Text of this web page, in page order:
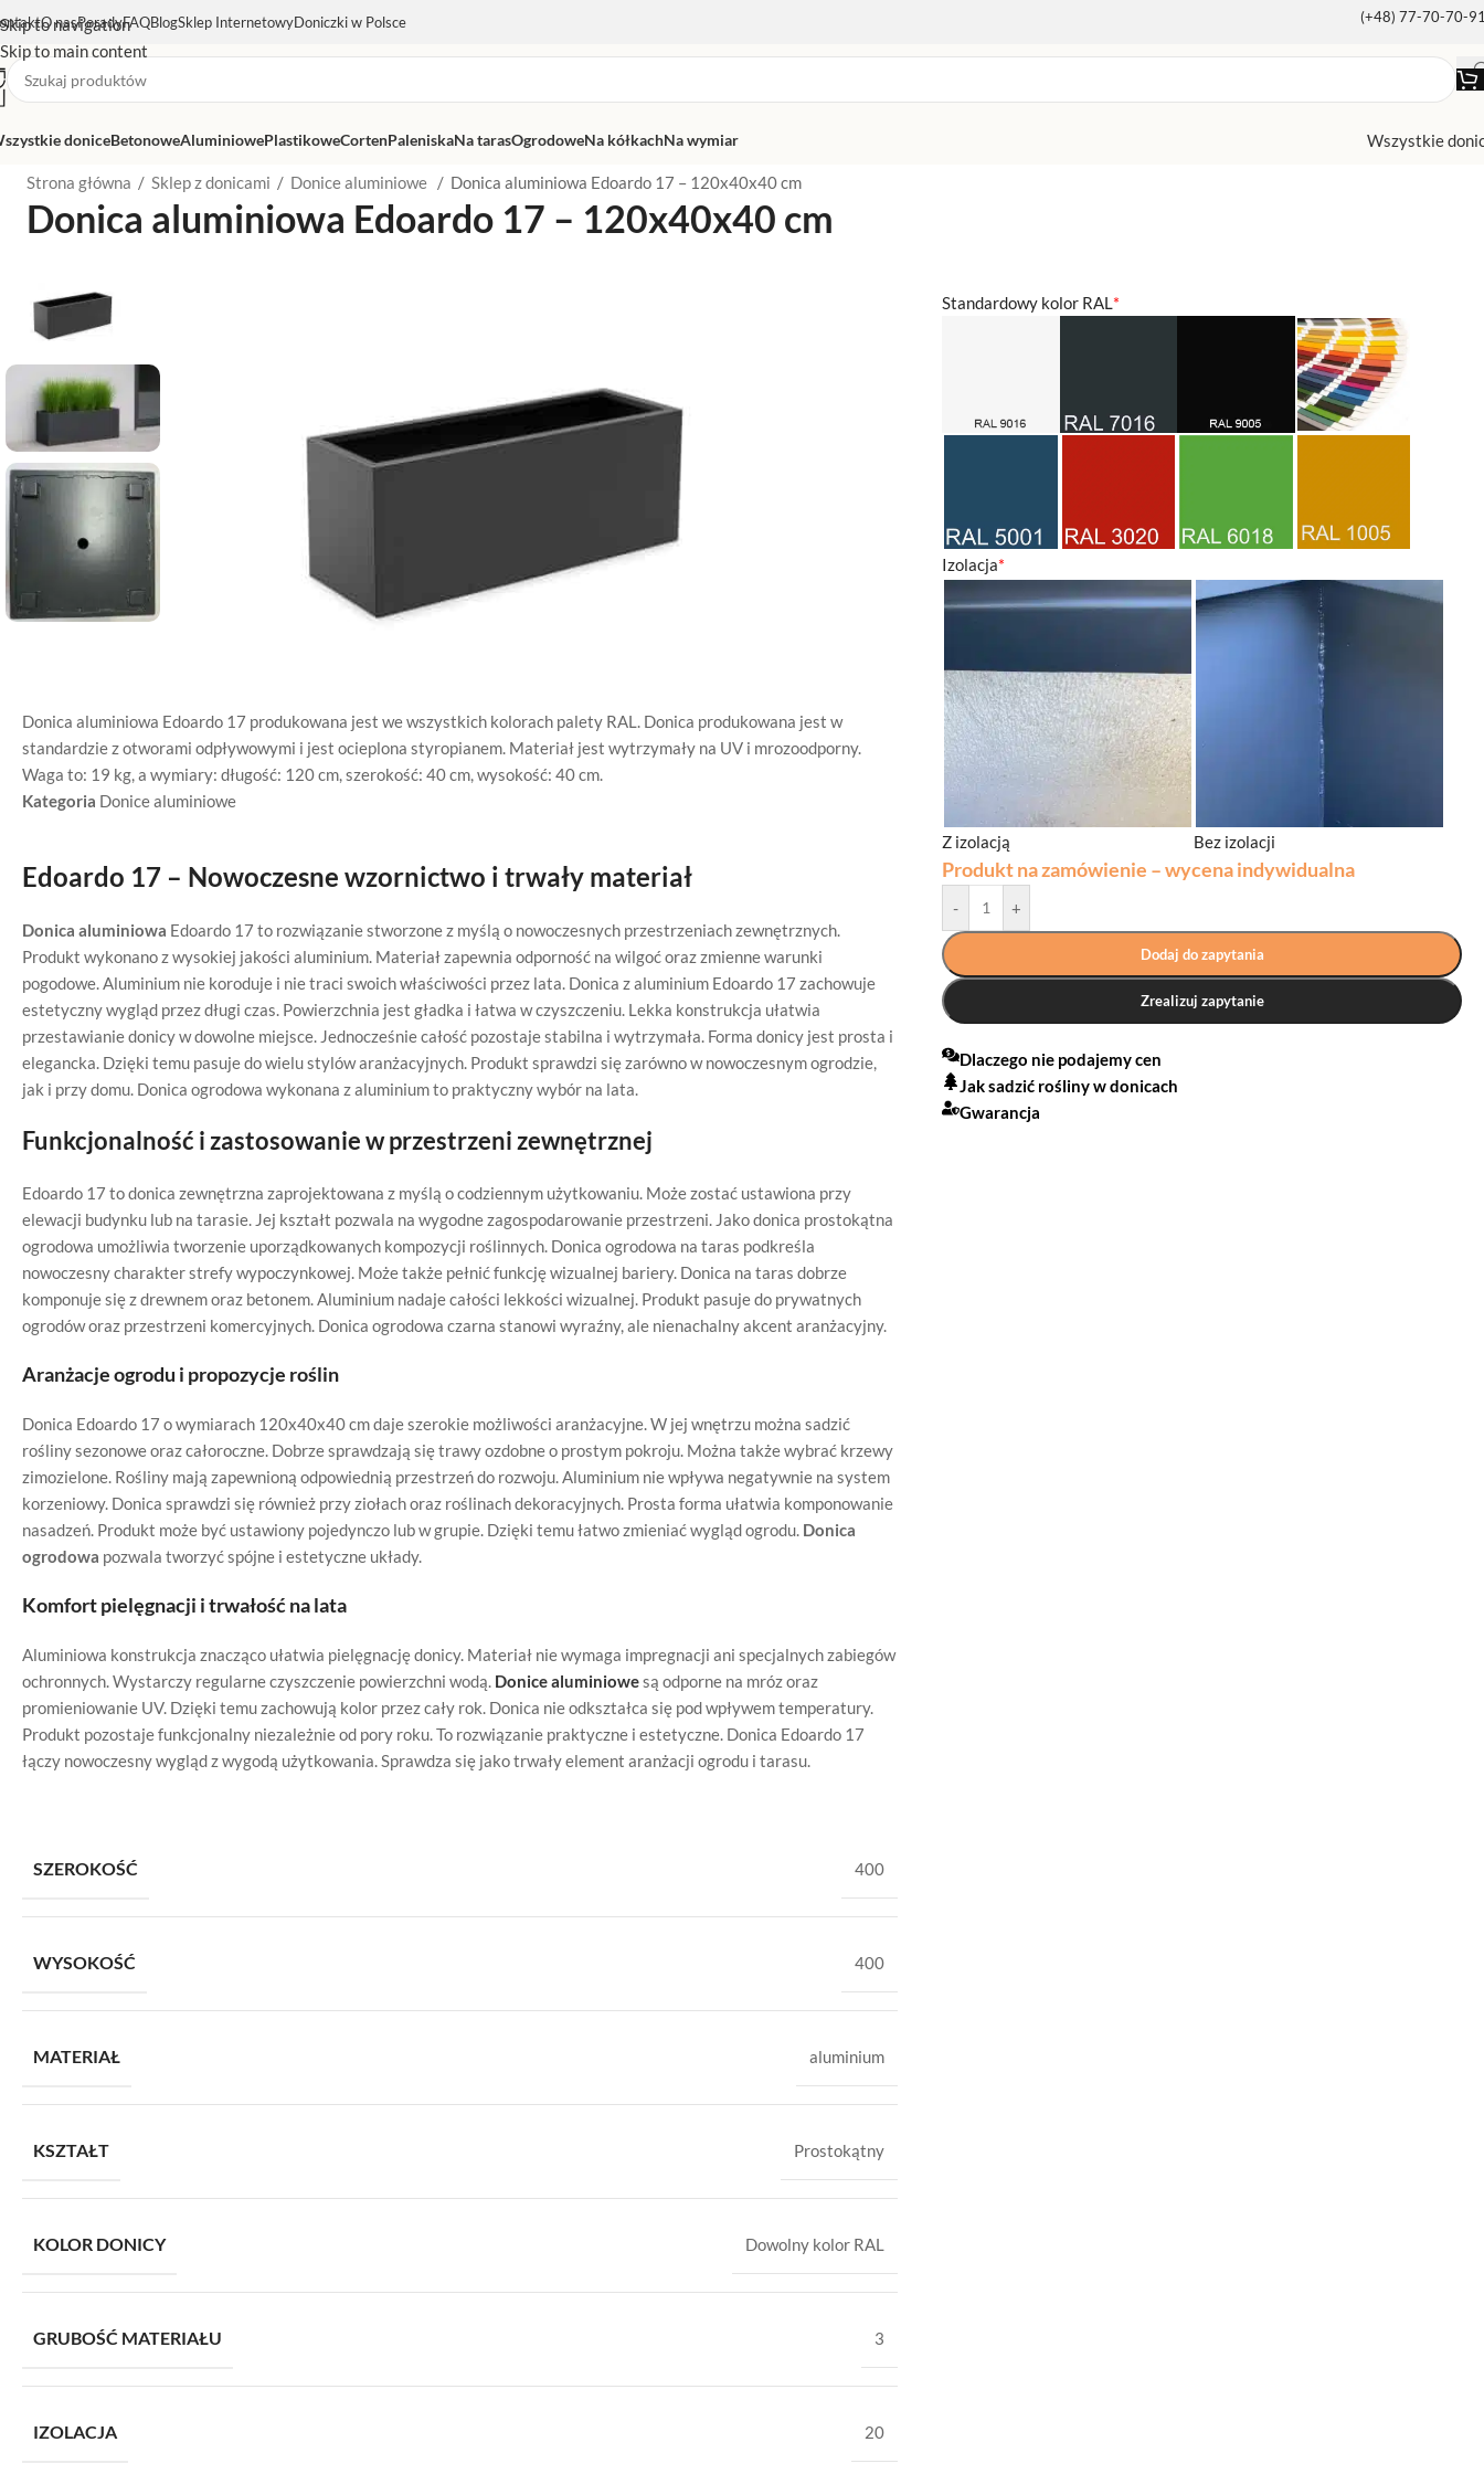
Skip to navigation
Skip to main content
O nasPoradyFAQBlogSklep InternetowyDoniczki w Polsce (+48) 77-70-70-
doniceBetonoweAluminiowePlastikoweCortenPaleniskaNa tarasOgrodoweNa kółkachNa wymiar Wszystkie
Strona główna / Sklep z donicami / Donice aluminiowe / Donica aluminiowa Edoardo 17 – 120x40x40 cm
Donica aluminiowa Edoardo 17 – 120x40x40 cm
Donica aluminiowa Edoardo 17 produkowana jest we wszystkich kolorach palety RAL. Donica produkowana jest w
standardzie z otworami odpływowymi i jest ocieplona styropianem. Materiał jest wytrzymały na UV i mrozoodporny.
Waga to: 19 kg, a wymiary: długość: 120 cm, szerokość: 40 cm, wysokość: 40 cm.
Kategoria Donice aluminiowe
Edoardo 17 – Nowoczesne wzornictwo i trwały materiał
Donica aluminiowa Edoardo 17 to rozwiązanie stworzone z myślą o nowoczesnych przestrzeniach zewnętrznych.
Produkt wykonano z wysokiej jakości aluminium. Materiał zapewnia odporność na wilgoć oraz zmienne warunki
pogodowe. Aluminium nie koroduje i nie traci swoich właściwości przez lata. Donica z aluminium Edoardo 17 zachowuje
estetyczny wygląd przez długi czas. Powierzchnia jest gładka i łatwa w czyszczeniu. Lekka konstrukcja ułatwia
przestawianie donicy w dowolne miejsce. Jednocześnie całość pozostaje stabilna i wytrzymała. Forma donicy jest prosta i
elegancka. Dzięki temu pasuje do wielu stylów aranżacyjnych. Produkt sprawdzi się zarówno w nowoczesnym ogrodzie,
jak i przy domu. Donica ogrodowa wykonana z aluminium to praktyczny wybór na lata.
Funkcjonalność i zastosowanie w przestrzeni zewnętrznej
Edoardo 17 to donica zewnętrzna zaprojektowana z myślą o codziennym użytkowaniu. Może zostać ustawiona przy
elewacji budynku lub na tarasie. Jej kształt pozwala na wygodne zagospodarowanie przestrzeni. Jako donica prostokątna
ogrodowa umożliwia tworzenie uporządkowanych kompozycji roślinnych. Donica ogrodowa na taras podkreśla
nowoczesny charakter strefy wypoczynkowej. Może także pełnić funkcję wizualnej bariery. Donica na taras dobrze
komponuje się z drewnem oraz betonem. Aluminium nadaje całości lekkości wizualnej. Produkt pasuje do prywatnych
ogrodów oraz przestrzeni komercyjnych. Donica ogrodowa czarna stanowi wyraźny, ale nienachalny akcent aranżacyjny.
Aranżacje ogrodu i propozycje roślin
Donica Edoardo 17 o wymiarach 120x40x40 cm daje szerokie możliwości aranżacyjne. W jej wnętrzu można sadzić
rośliny sezonowe oraz całoroczne. Dobrze sprawdzają się trawy ozdobne o prostym pokroju. Można także wybrać krzewy
zimozielone. Rośliny mają zapewnioną odpowiednią przestrzeń do rozwoju. Aluminium nie wpływa negatywnie na system
korzeniowy. Donica sprawdzi się również przy ziołach oraz roślinach dekoracyjnych. Prosta forma ułatwia komponowanie
nasadzeń. Produkt może być ustawiony pojedynczo lub w grupie. Dzięki temu łatwo zmieniać wygląd ogrodu. Donica
ogrodowa pozwala tworzyć spójne i estetyczne układy.
Komfort pielęgnacji i trwałość na lata
Aluminiowa konstrukcja znacząco ułatwia pielęgnację donicy. Materiał nie wymaga impregnacji ani specjalnych zabiegów
ochronnych. Wystarczy regularne czyszczenie powierzchni wodą. Donice aluminiowesą odporne na mróz oraz
promieniowanie UV. Dzięki temu zachowują kolor przez cały rok. Donica nie odkształca się pod wpływem temperatury.
Produkt pozostaje funkcjonalny niezależnie od pory roku. To rozwiązanie praktyczne i estetyczne. Donica Edoardo 17
łączy nowoczesny wygląd z wygodą użytkowania. Sprawdza się jako trwały element aranżacji ogrodu i tarasu.
SZEROKOŚĆ 400
WYSOKOŚĆ 400
MATERIAŁ aluminium
KSZTAŁT Prostokątny
KOLOR DONICY Dowolny kolor RAL
GRUBOŚĆ MATERIAŁU 3
IZOLACJA 20
*
Standardowy kolor RAL
*
Izolacja
Z izolacją Bez izolacji
Produkt na zamówienie – wycena indywidualna
- +
Dodaj do zapytania
Zrealizuj zapytanie
Dlaczego nie podajemy cen
Jak sadzić rośliny w donicach
Gwarancja